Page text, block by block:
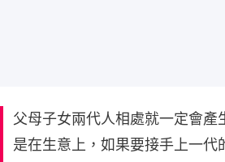
父母子女兩代人相處就一定會產
是在生意上，如果要接手上一代